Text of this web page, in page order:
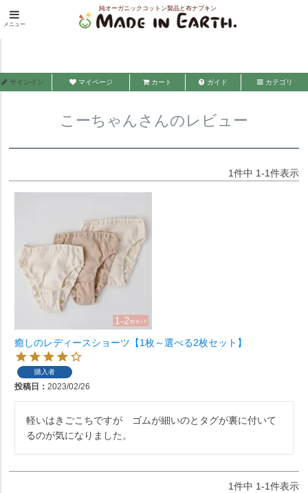
純オーガニックコットン製品と布ナプキン
メイド・イン・アース
メニュー
HOME こーちゃんさんのレビュー
サインイン マイページ カート ガイド カテゴリ
こーちゃんさんのレビュー
1件中 1-1件表示
癒しのレディースショーツ【1枚～選べる2枚セット】
購入者
投稿日 2023/02/26
軽いはきごこちですが　ゴムが細いのとタグが裏に付いて
るのが気になりました。
1件中 1-1件表示